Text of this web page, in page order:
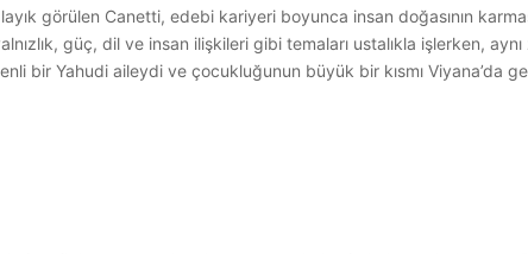
görülen Canetti, edebi kariyeri boyunca insan doğasının
güç, dil ve insan ilişkileri gibi temaları ustalıkla işlerken,
bir Yahudi aileydi ve çocukluğunun büyük bir kısmı Viyana’da